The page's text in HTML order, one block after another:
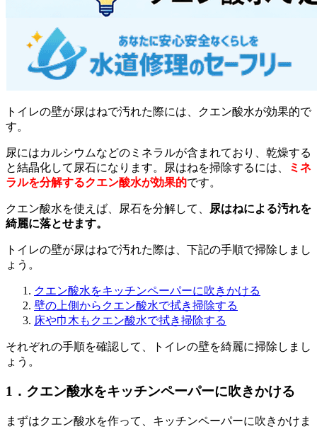
トイレの壁が尿はねで汚れた際には、クエン酸水が効果的で
す。
尿にはカルシウムなどのミネラルが含まれており、乾燥する
と結晶化して尿石になります。尿はねを掃除するには、
ミネ
ラルを分解するクエン酸水が効果的です。
クエン酸水を使えば、尿石を分解して、
尿はねによる汚れを
綺麗に落とせます。
トイレの壁が尿はねで汚れた際は、下記の手順で掃除しまし
ょう。
クエン酸水をキッチンペーパーに吹きかける
壁の上側からクエン酸水で拭き掃除する
床や巾木もクエン酸水で拭き掃除する
それぞれの手順を確認して、トイレの壁を綺麗に掃除しまし
ょう。
1．クエン酸水をキッチンペーパーに吹きかける
まずはクエン酸水を作って、キッチンペーパーに吹きかけま